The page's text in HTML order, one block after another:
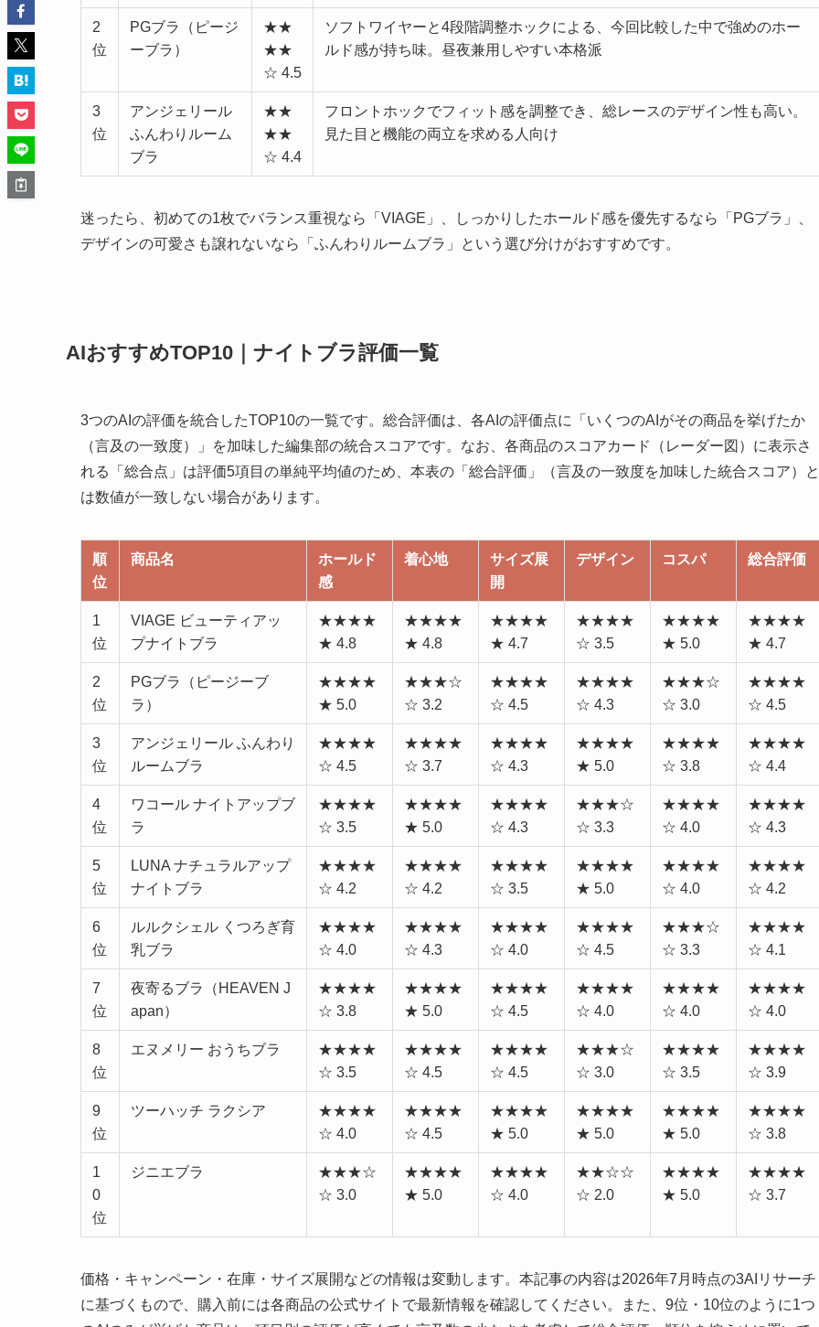
2
位
PGブラ（ピージ
ーブラ）
★★
★★
☆ 4.5
ソフトワイヤーと4段階調整ホックによる、今回比較した中で強めのホー
ルド感が持ち味。昼夜兼用しやすい本格派
3
位
アンジェリール
ふんわりルーム
ブラ
★★
★★
☆ 4.4
フロントホックでフィット感を調整でき、総レースのデザイン性も高い。
見た目と機能の両立を求める人向け
迷ったら、初めての1枚でバランス重視なら「VIAGE」、しっかりしたホールド感を優先するなら「PGブラ」、
デザインの可愛さも譲れないなら「ふんわりルームブラ」という選び分けがおすすめです。
AIおすすめTOP10｜ナイトブラ評価一覧
3つのAIの評価を統合したTOP10の一覧です。総合評価は、各AIの評価点に「いくつのAIがその商品を挙げたか
（言及の一致度）」を加味した編集部の統合スコアです。なお、各商品のスコアカード（レーダー図）に表示さ
れる「総合点」は評価5項目の単純平均値のため、本表の「総合評価」（言及の一致度を加味した統合スコア）と
は数値が一致しない場合があります。
順
位
商品名
ホールド
感
着心地
サイズ展
開
デザイン コスパ 総合評価
1
位
VIAGE ビューティアッ
プナイトブラ
★★★★
★ 4.8
★★★★
★ 4.8
★★★★
★ 4.7
★★★★
☆ 3.5
★★★★
★ 5.0
★★★★
★ 4.7
2
位
PGブラ（ピージーブ
ラ）
★★★★
★ 5.0
★★★☆
☆ 3.2
★★★★
☆ 4.5
★★★★
☆ 4.3
★★★☆
☆ 3.0
★★★★
☆ 4.5
3
位
アンジェリール ふんわり
ルームブラ
★★★★
☆ 4.5
★★★★
☆ 3.7
★★★★
☆ 4.3
★★★★
★ 5.0
★★★★
☆ 3.8
★★★★
☆ 4.4
4
位
ワコール ナイトアップブ
ラ
★★★★
☆ 3.5
★★★★
★ 5.0
★★★★
☆ 4.3
★★★☆
☆ 3.3
★★★★
☆ 4.0
★★★★
☆ 4.3
5
位
LUNA ナチュラルアップ
ナイトブラ
★★★★
☆ 4.2
★★★★
☆ 4.2
★★★★
☆ 3.5
★★★★
★ 5.0
★★★★
☆ 4.0
★★★★
☆ 4.2
6
位
ルルクシェル くつろぎ育
乳ブラ
★★★★
☆ 4.0
★★★★
☆ 4.3
★★★★
☆ 4.0
★★★★
☆ 4.5
★★★☆
☆ 3.3
★★★★
☆ 4.1
7
位
夜寄るブラ（HEAVEN J
apan）
★★★★
☆ 3.8
★★★★
★ 5.0
★★★★
☆ 4.5
★★★★
☆ 4.0
★★★★
☆ 4.0
★★★★
☆ 4.0
8
位
エヌメリー おうちブラ
★★★★
☆ 3.5
★★★★
☆ 4.5
★★★★
☆ 4.5
★★★☆
☆ 3.0
★★★★
☆ 3.5
★★★★
☆ 3.9
9
位
ツーハッチ ラクシア
★★★★
☆ 4.0
★★★★
☆ 4.5
★★★★
★ 5.0
★★★★
★ 5.0
★★★★
★ 5.0
★★★★
☆ 3.8
1
0
位
ジニエブラ
★★★☆
☆ 3.0
★★★★
★ 5.0
★★★★
☆ 4.0
★★☆☆
☆ 2.0
★★★★
★ 5.0
★★★★
☆ 3.7
価格・キャンペーン・在庫・サイズ展開などの情報は変動します。本記事の内容は2026年7月時点の3AIリサーチ
に基づくもので、購入前には各商品の公式サイトで最新情報を確認してください。また、9位・10位のように1つ